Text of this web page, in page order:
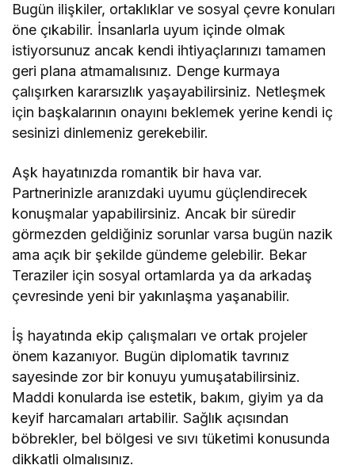
Bugün ilişkiler, ortaklıklar ve sosyal çevre konuları
öne çıkabilir. İnsanlarla uyum içinde olmak
istiyorsunuz ancak kendi ihtiyaçlarınızı tamamen
geri plana atmamalısınız. Denge kurmaya
çalışırken kararsızlık yaşayabilirsiniz. Netleşmek
için başkalarının onayını beklemek yerine kendi iç
sesinizi dinlemeniz gerekebilir.
Aşk hayatınızda romantik bir hava var.
Partnerinizle aranızdaki uyumu güçlendirecek
konuşmalar yapabilirsiniz. Ancak bir süredir
görmezden geldiğiniz sorunlar varsa bugün nazik
ama açık bir şekilde gündeme gelebilir. Bekar
Teraziler için sosyal ortamlarda ya da arkadaş
çevresinde yeni bir yakınlaşma yaşanabilir.
İş hayatında ekip çalışmaları ve ortak projeler
önem kazanıyor. Bugün diplomatik tavrınız
sayesinde zor bir konuyu yumuşatabilirsiniz.
Maddi konularda ise estetik, bakım, giyim ya da
keyif harcamaları artabilir. Sağlık açısından
böbrekler, bel bölgesi ve sıvı tüketimi konusunda
dikkatli olmalısınız.